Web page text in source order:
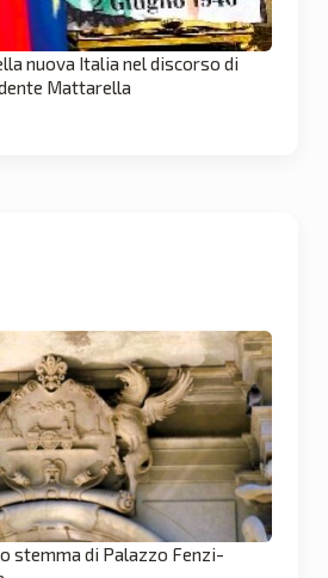
nuova Italia nel discorso di
Mattarella
stemma di Palazzo Fenzi-